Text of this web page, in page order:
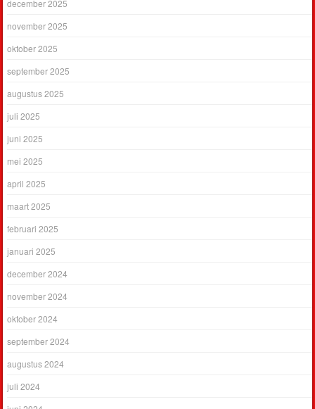
december 2025
november 2025
oktober 2025
september 2025
augustus 2025
juli 2025
juni 2025
mei 2025
april 2025
maart 2025
februari 2025
januari 2025
december 2024
november 2024
oktober 2024
september 2024
augustus 2024
juli 2024